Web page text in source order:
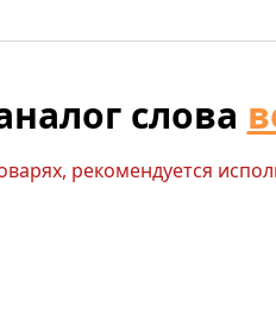
слова
рекомендуется